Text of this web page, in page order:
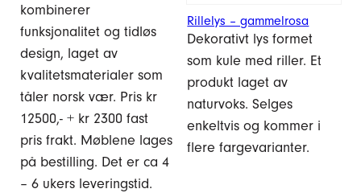
kombinerer
funksjonalitet og tidløs
design, laget av
kvalitetsmaterialer som
tåler norsk vær. Pris kr
12500,- + kr 2300 fast
pris frakt. Møblene lages
på bestilling. Det er ca 4
– 6 ukers leveringstid.
Rillelys – gammelrosa
Dekorativt lys formet
som kule med riller. Et
produkt laget av
naturvoks. Selges
enkeltvis og kommer i
flere fargevarianter.